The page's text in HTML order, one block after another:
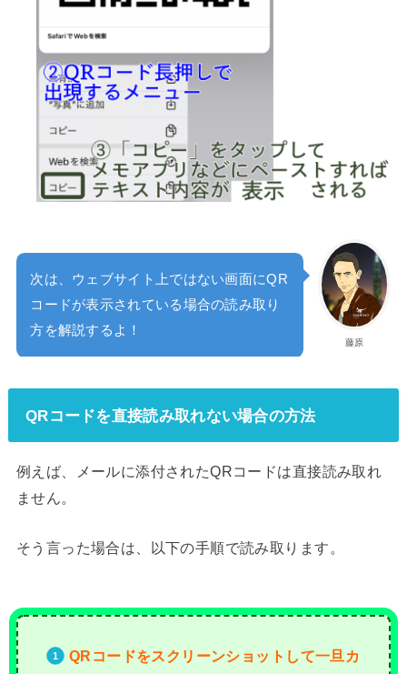
藤原
次は、ウェブサイト上ではない画面にQR
コードが表示されている場合の読み取り
方を解説するよ！
QRコードを直接読み取れない場合の方法
例えば、メールに添付されたQRコードは直接読み取れ
ません。
そう言った場合は、以下の手順で読み取ります。
QRコードをスクリーンショットして一旦カ